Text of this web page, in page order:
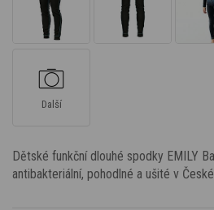
Další
Dětské funkční dlouhé spodky EMILY
antibakteriální, pohodlné a ušité v